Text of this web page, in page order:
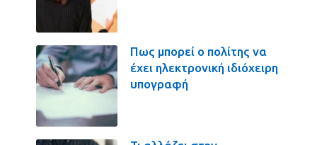
Πως μπορεί ο πολίτης να
έχει ηλεκτρονική ιδιόχειρη
υπογραφή